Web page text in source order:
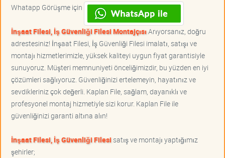
Whatapp Görüşme için
İnşaat Filesi, İş Güvenliği Filesi MontajçısıArıyorsanız, doğru
adrestesiniz! İnşaat Filesi, İş Güvenliği Filesi imalatı, satışı ve
montajı hizmetlerimizle, yüksek kaliteyi uygun fiyat garantisiyle
sunuyoruz. Müşteri memnuniyeti önceliğimizdir, bu yüzden en iyi
çözümleri sağlıyoruz. Güvenliğinizi ertelemeyin, hayatınız ve
sevdikleriniz çok değerli. Kaplan File, sağlam, dayanıklı ve
profesyonel montaj hizmetiyle sizi korur. Kaplan File ile
güvenliğinizi garanti altına alın!
İnşaat Filesi, İş Güvenliği Filesisatış ve montajı yaptığımız
şehirler;